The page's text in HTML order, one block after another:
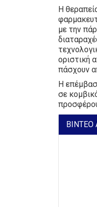
Η
με την
οριστική
πάσχουν
Η
σε